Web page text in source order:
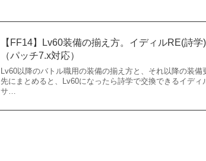
【FF14】Lv60装備の揃え方。イディルRE(詩
（パッチ7.x対応）
Lv60以降のバトル職用の装備の揃え方と、それ以降の装備
先にまとめると、Lv60になったら詩学で交換できるイディ
サ…